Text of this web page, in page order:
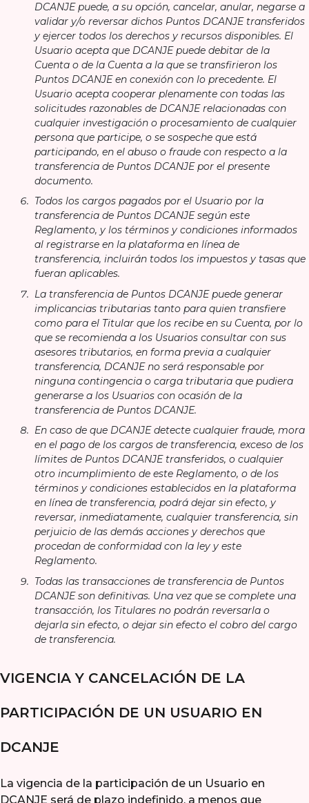
DCANJE puede, a su opción, cancelar, anular, negarse a
validar y/o reversar dichos Puntos DCANJE transferidos
y ejercer todos los derechos y recursos disponibles. El
Usuario acepta que DCANJE puede debitar de la
Cuenta o de la Cuenta a la que se transfirieron los
Puntos DCANJE en conexión con lo precedente. El
Usuario acepta cooperar plenamente con todas las
solicitudes razonables de DCANJE relacionadas con
cualquier investigación o procesamiento de cualquier
persona que participe, o se sospeche que está
participando, en el abuso o fraude con respecto a la
transferencia de Puntos DCANJE por el presente
documento.
Todos los cargos pagados por el Usuario por la
transferencia de Puntos DCANJE según este
Reglamento, y los términos y condiciones informados
al registrarse en la plataforma en línea de
transferencia, incluirán todos los impuestos y tasas que
fueran aplicables.
La transferencia de Puntos DCANJE puede generar
implicancias tributarias tanto para quien transfiere
como para el Titular que los recibe en su Cuenta, por lo
que se recomienda a los Usuarios consultar con sus
asesores tributarios, en forma previa a cualquier
transferencia, DCANJE no será responsable por
ninguna contingencia o carga tributaria que pudiera
generarse a los Usuarios con ocasión de la
transferencia de Puntos DCANJE.
En caso de que DCANJE detecte cualquier fraude, mora
en el pago de los cargos de transferencia, exceso de los
límites de Puntos DCANJE transferidos, o cualquier
otro incumplimiento de este Reglamento, o de los
términos y condiciones establecidos en la plataforma
en línea de transferencia, podrá dejar sin efecto, y
reversar, inmediatamente, cualquier transferencia, sin
perjuicio de las demás acciones y derechos que
procedan de conformidad con la ley y este
Reglamento.
Todas las transacciones de transferencia de Puntos
DCANJE son definitivas. Una vez que se complete una
transacción, los Titulares no podrán reversarla o
dejarla sin efecto, o dejar sin efecto el cobro del cargo
de transferencia.
VIGENCIA Y CANCELACIÓN DE LA
PARTICIPACIÓN DE UN USUARIO EN
DCANJE
La vigencia de la participación de un Usuario en
DCANJE será de plazo indefinido, a menos que